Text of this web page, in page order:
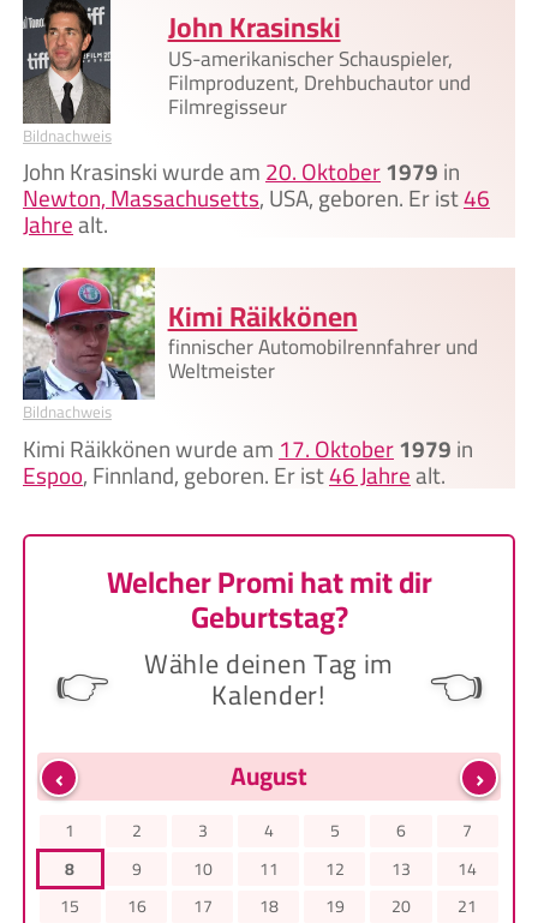
Bildnachweis
John Krasinski
US-amerikanischer Schauspieler,
Filmproduzent, Drehbuchautor und
Filmregisseur
John Krasinski wurde am20. Oktober1979in
Newton, Massachusetts, USA, geboren. Er ist46
Jahrealt.
Bildnachweis
Kimi Räikkönen
finnischer Automobilrennfahrer und
Weltmeister
Kimi Räikkönen wurde am17. Oktober1979in
Espoo, Finnland, geboren. Er ist46 Jahrealt.
Welcher Promi hat mit dir
Geburtstag?
👉 Wähle deinen Tag im
Kalender! 👈
‹ ›
August
1 2 3 4 5 6
7
8
9 10 11 12 13
14
15
16 17 18 19 20
21